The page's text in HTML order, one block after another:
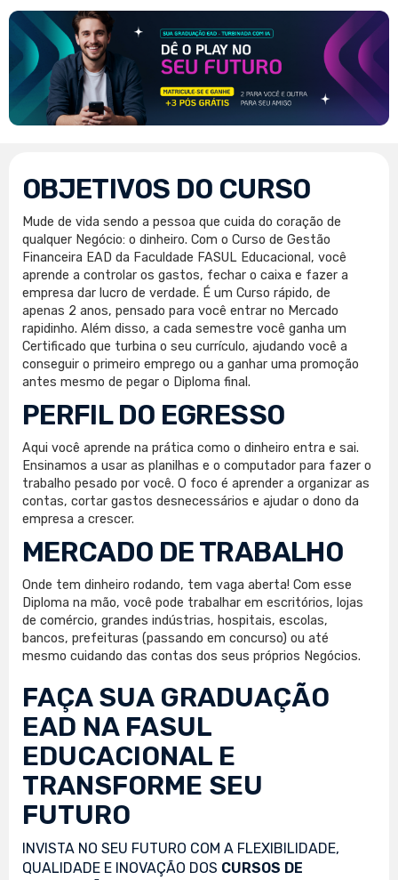
OBJETIVOS DO CURSO
Mude de vida sendo a pessoa que cuida do coração de
qualquer Negócio: o dinheiro. Com o Curso de Gestão
Financeira EAD da Faculdade FASUL Educacional, você
aprende a controlar os gastos, fechar o caixa e fazer a
empresa dar lucro de verdade. É um Curso rápido, de
apenas 2 anos, pensado para você entrar no Mercado
rapidinho. Além disso, a cada semestre você ganha um
Certificado que turbina o seu currículo, ajudando você a
conseguir o primeiro emprego ou a ganhar uma promoção
antes mesmo de pegar o Diploma final.
PERFIL DO EGRESSO
Aqui você aprende na prática como o dinheiro entra e sai.
Ensinamos a usar as planilhas e o computador para fazer o
trabalho pesado por você. O foco é aprender a organizar as
contas, cortar gastos desnecessários e ajudar o dono da
empresa a crescer.
MERCADO DE TRABALHO
Onde tem dinheiro rodando, tem vaga aberta! Com esse
Diploma na mão, você pode trabalhar em escritórios, lojas
de comércio, grandes indústrias, hospitais, escolas,
bancos, prefeituras (passando em concurso) ou até
mesmo cuidando das contas dos seus próprios Negócios.
FAÇA SUA GRADUAÇÃO
EAD NA FASUL
EDUCACIONAL E
TRANSFORME SEU
FUTURO
INVISTA NO SEU FUTURO COM A FLEXIBILIDADE,
QUALIDADE E INOVAÇÃO DOS CURSOS DE